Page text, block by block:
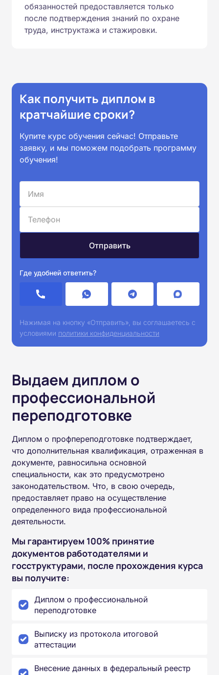
обязанностей предоставляется только
после подтверждения знаний по охране
труда, инструктажа и стажировки.
Как получить диплом в
кратчайшие сроки?
Купите курс обучения сейчас! Отправьте
заявку, и мы поможем подобрать программу
обучения!
Где удобней ответить?
Нажимая на кнопку «Отправить», вы соглашаетесь с
условиями политики конфиденциальности
Выдаем диплом о
профессиональной
переподготовке
Диплом о профпереподготовке подтверждает,
что дополнительная квалификация, отраженная в
документе, равносильна основной
специальности, как это предусмотрено
законодательством. Что, в свою очередь,
предоставляет право на осуществление
определенного вида профессиональной
деятельности.
Мы гарантируем 100% принятие
документов работодателями и
госструктурами, после прохождения курса
вы получите:
Диплом о профессиональной
переподготовке
Выписку из протокола итоговой
аттестации
Внесение данных в федеральный реестр